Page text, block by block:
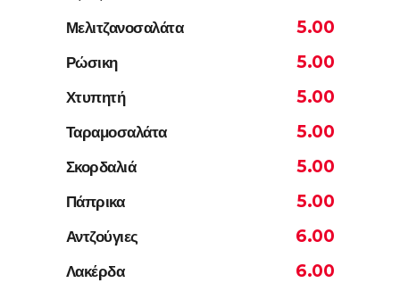
Μελιτζανοσαλάτα 5.00
Ρώσικη 5.00
Χτυπητή 5.00
Ταραμοσαλάτα 5.00
Σκορδαλιά 5.00
Πάπρικα 5.00
Αντζούγιες 6.00
Λακέρδα 6.00